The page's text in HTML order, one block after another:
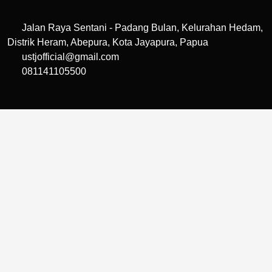
Jalan Raya Sentani - Padang Bulan, Kelurahan Hedam,
Distrik Heram, Abepura, Kota Jayapura, Papua
ustjofficial@gmail.com
081141105500